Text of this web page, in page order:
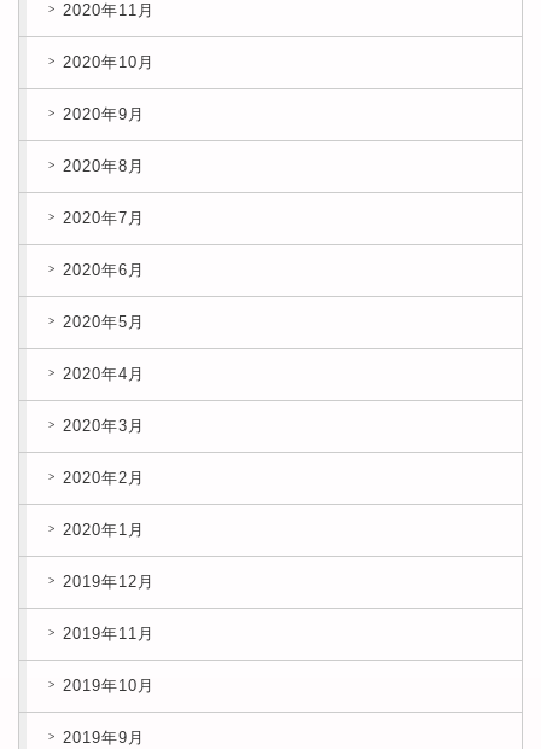
2020年11月
2020年10月
2020年9月
2020年8月
2020年7月
2020年6月
2020年5月
2020年4月
2020年3月
2020年2月
2020年1月
2019年12月
2019年11月
2019年10月
2019年9月